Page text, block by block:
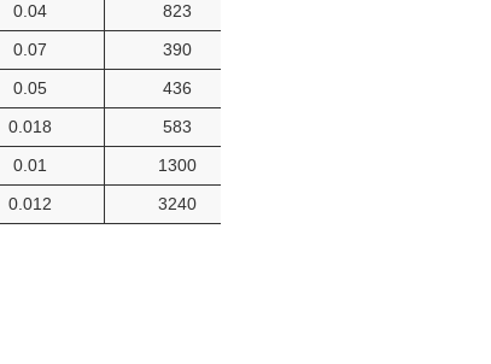
0.04 823
0.07 390
0.05 436
0.018 583
0.01 1300
0.012 3240